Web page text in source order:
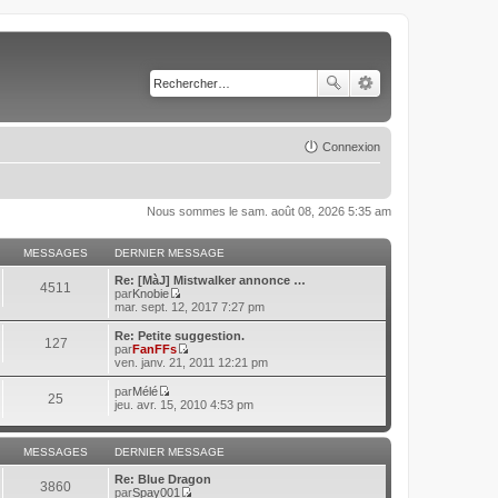
Connexion
Nous sommes le sam. août 08, 2026 5:35 am
MESSAGES DERNIER MESSAGE
4511
Re: [MàJ] Mistwalker annonce …
parKnobie
C
o
n
s
u
l
e
r
l
e
d
e
r
n
mar. sept. 12, 2017 7:27 pm
127
Re: Petite suggestion.
parFanFFs
C
o
s
u
l
t
e
r
l
e
ven. janv. 21, 2011 12:21 pm
25 parMélé
C
o
n
s
u
l
t
e
jeu. avr. 15, 2010 4:53 pm
MESSAGES DERNIER MESSAGE
3860
Re: Blue Dragon
parSpay001